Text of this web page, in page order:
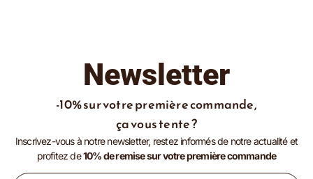
Newsletter
-10% sur votre première commande,
ça vous tente ?
Inscrivez-vous à notre newsletter, restez informés de notre actualité et
profitez de10% de remise sur votre première commande